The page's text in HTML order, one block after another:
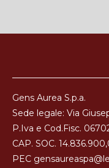
Gens Aurea S.p.a.
Sede legale: Via
P.Iva e Cod.Fisc.
CAP. SOC.
PEC